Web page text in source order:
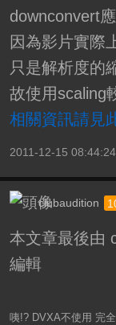
downconvert
因為影片實際
只是解析度的
故使用scaling
相關資訊請見
2011-12-15 08:44:24
clubaudition
本文章最後由
編輯
咦!? DVXA不使用 完